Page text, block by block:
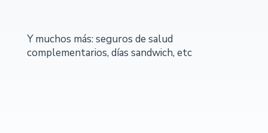
Y muchos más: seguros de salud
complementarios, días sandwich, etc